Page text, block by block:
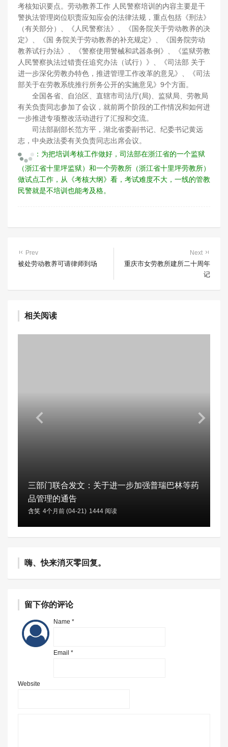
考核知识要点。劳动教养工作 人民警察培训的内容主要是干
警执法管理岗位职责应知应会的法律法规，重点包括《刑法》
（有关部分）、《人民警察法》、《国务院关于劳动教养的决
定》、《国 务院关于劳动教养的补充规定》、《国务院劳动
教养试行办法》、《警察使用警械和武器条例》、《监狱劳教
人民警察执法过错责任追究办法（试行）》、《司法部 关于
进一步深化劳教办特色，推进管理工作改革的意见》、《司法
部关于在劳教系统推行所务公开的实施意见》9个方面。
全国各省、自治区、直辖市司法厅(局)、监狱局、劳教局
有关负责同志参加了会议，就前两个阶段的工作情况和如何进
一步推进专项整改活动进行了汇报和交流。
司法部副部长范方平，湖北省委副书记、纪委书记黄远
志，中央政法委有关负责同志出席会议。
：为把培训考核工作做好，司法部在浙江省的一个监狱
（浙江省十里坪监狱）和一个劳教所（浙江省十里坪劳教所）
做试点工作，从《考核大纲》看，考试难度不大，一线的管教
民警就是不培训也能考及格。
Prev
被处劳动教养可请律师到场
Next
重庆市女劳教所建所二十周年
记
相关阅读
三部门联合发文：关于进一步加强普瑞巴林等药
品管理的通告
含笑 4个月前 (04-21) 1444 阅读
嗨、快来消灭零回复。
留下你的评论
Name *
Email *
Website